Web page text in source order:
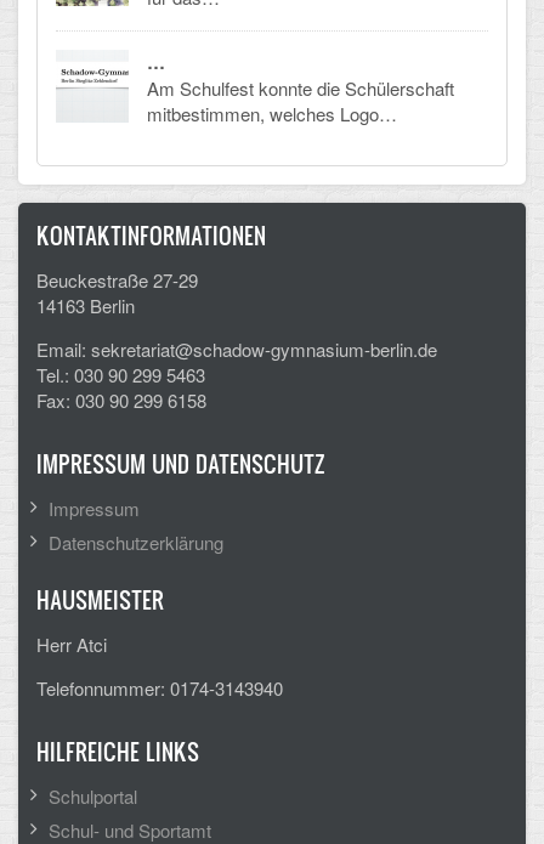
Freistellung/Entschuldigung
Kurswahl 10. Kl.
Umwahl 11. Kl.
mPA
Wahlfächer
TERMINE
CLOUD
Lernraum Berlin
…
Am Schulfest konnte die Schülerschaft
mitbestimmen, welches Logo…
KONTAKTINFORMATIONEN
Beuckestraße 27-29
14163 Berlin
Email: sekretariat@schadow-gymnasium-berlin.de
Tel.: 030 90 299 5463
Fax: 030 90 299 6158
IMPRESSUM UND DATENSCHUTZ
Impressum
Datenschutzerklärung
HAUSMEISTER
Herr Atci
Telefonnummer: 0174-3143940
HILFREICHE LINKS
Schulportal
Schul- und Sportamt